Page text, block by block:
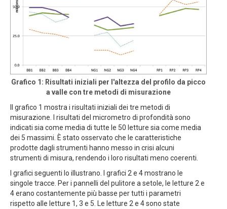
Grafico 1: Risultati iniziali per l'altezza del profilo da picco
a valle con tre metodi di misurazione
Il grafico 1 mostra i risultati iniziali dei tre metodi di
misurazione. I risultati del micrometro di profondità sono
indicati sia come media di tutte le 50 letture sia come media
dei 5 massimi. È stato osservato che le caratteristiche
prodotte dagli strumenti hanno messo in crisi alcuni
strumenti di misura, rendendo i loro risultati meno coerenti.
I grafici seguenti lo illustrano. I grafici 2 e 4 mostrano le
singole tracce. Per i pannelli del pulitore a setole, le letture 2 e
4 erano costantemente più basse per tutti i parametri
rispetto alle letture 1, 3 e 5. Le letture 2 e 4 sono state